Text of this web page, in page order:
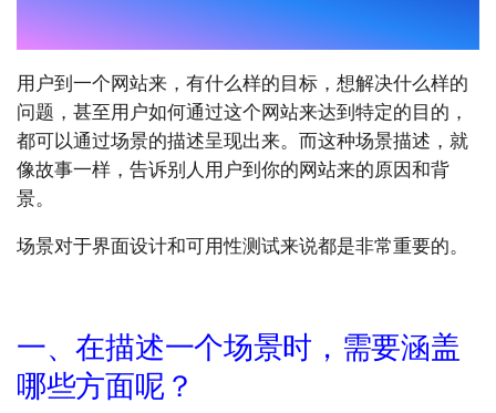
用户到一个网站来，有什么样的目标，想解决什么样的
问题，甚至用户如何通过这个网站来达到特定的目的，
都可以通过场景的描述呈现出来。而这种场景描述，就
像故事一样，告诉别人用户到你的网站来的原因和背
景。
场景对于界面设计和可用性测试来说都是非常重要的。
一、在描述一个场景时，需要涵盖
哪些方面呢？